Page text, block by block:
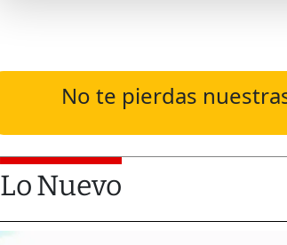
No te pierdas
Lo Nuevo